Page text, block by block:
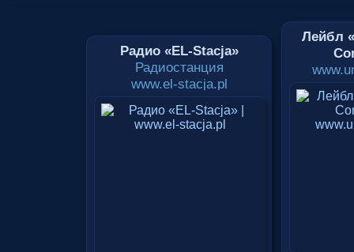
Радио «EL-Stacja»
Радиостанция
www.el-stacja.pl
Лейбл